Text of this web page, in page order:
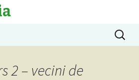
Caută
după:
2 – vecini de